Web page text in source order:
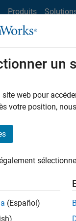
Produits
MathWorks
Adresses de
FILTRER
d'offre
Les
un
site web pour
votre position,
(Español)